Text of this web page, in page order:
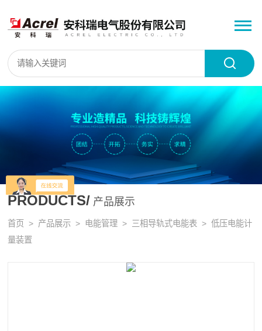
PRODUCTS/ 产品展示
首页 > 产品展示 > 电能管理 > 三相导轨式电能表 > 低压电能计
量装置